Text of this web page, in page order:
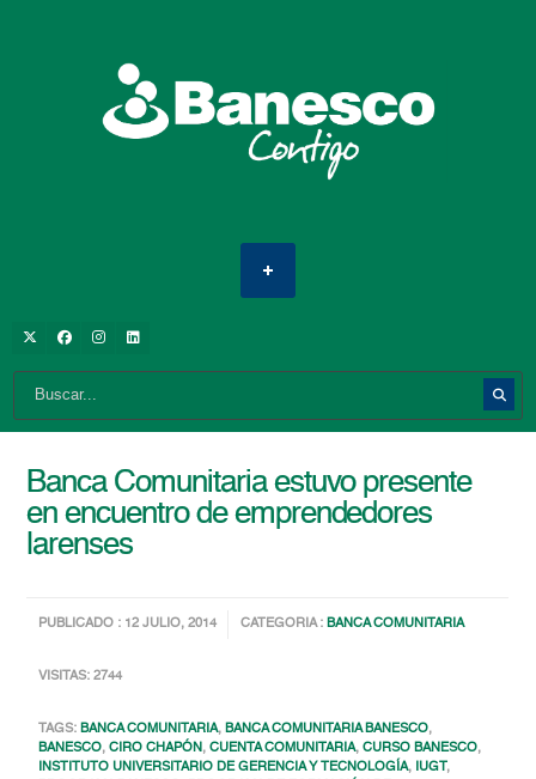
Banca Comunitaria estuvo presente
en encuentro de emprendedores
larenses
PUBLICADO : 12 JULIO, 2014 CATEGORIA :BANCA COMUNITARIA
VISITAS: 2744
TAGS:BANCA COMUNITARIA,BANCA COMUNITARIA BANESCO,
BANESCO,CIRO CHAPÓN,CUENTA COMUNITARIA,CURSO BANESCO,
INSTITUTO UNIVERSITARIO DE GERENCIA Y TECNOLOGÍA, IUGT,